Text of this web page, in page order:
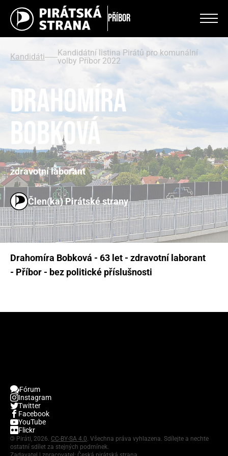
Příbor
Kandidáti
Kandidátní listina Pirátů pro komunální
volby Příbor 2022
Drahomíra
Bobková
zdravotní laborant
Člen(ka) Pirátské strany
Drahomíra Bobková - 63 let - zdravotní laborant
- Příbor - bez politické příslušnosti
Fórum
Instagram
Twitter
Facebook
YouTube
Flickr
© Piráti, 2026. CC-BY-SA 4.0. Všechna práva vyhlazena. Sdílejte a nechte
ostatní sdílet za stejných podmínek.